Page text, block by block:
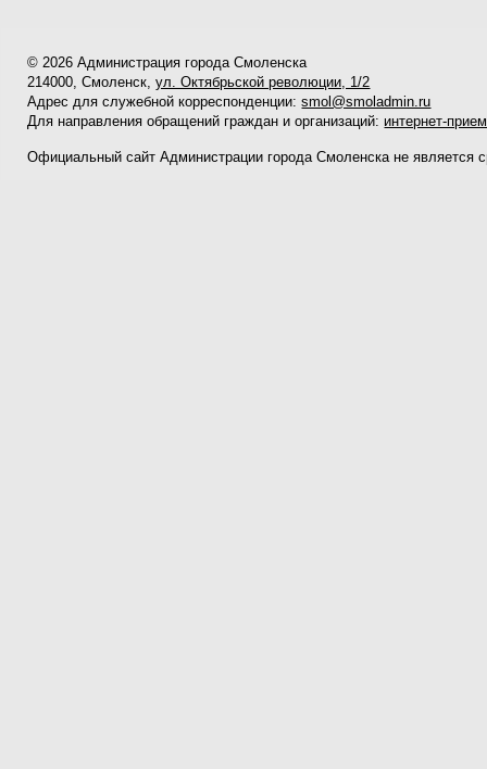
© 2026 Администрация города Смоленска
214000, Смоленск,ул. Октябрьской революции, 1/2
Адрес для служебной корреспонденции:smol@smoladmin.ru
Для направления обращений граждан и организаций: интернет-
Официальный сайт Администрации города Смоленска не является